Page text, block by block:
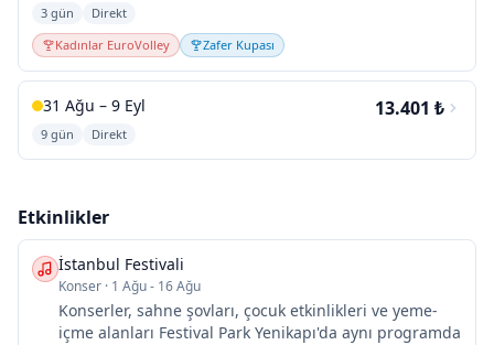
3 gün
Direkt
Kadınlar EuroVolley
Zafer Kupası
31 Ağu – 9 Eyl
9 gün Direkt
13.401 ₺
Etkinlikler
İstanbul Festivali
Konser · 1 Ağu - 16 Ağu
Konserler, sahne şovları, çocuk etkinlikleri ve yeme-
içme alanları Festival Park Yenikapı'da aynı programda